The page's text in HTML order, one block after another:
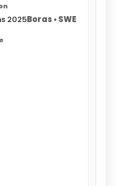
2025Boras • SWE